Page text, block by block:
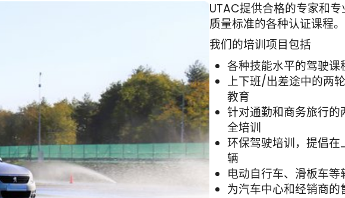
UTAC提供合格的专家和
质量标准的各种认证课程。
我们的培训项目包括
各种技能水平的驾驶课
上下班/出差途中的两
教育
针对通勤和商务旅行
全培训
环保驾驶培训，提倡
辆
电动自行车、滑板车等
为汽车中心和经销商